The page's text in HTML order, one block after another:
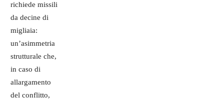
richiede missili
da decine di
migliaia:
un’asimmetria
strutturale che,
in caso di
allargamento
del conflitto,